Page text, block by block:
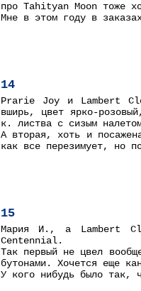
про Tahityan Moon тоже
Мне в этом году в
14
Prarie Joy и Lambert
вширь, цвет ярко-
к. листва с сизым
А вторая, хоть и
как все перезимует, но
15
Мария И., а Lambert
Centennial.
Так первый не цвел
бутонами. Хочется еще
У кого нибудь было так,